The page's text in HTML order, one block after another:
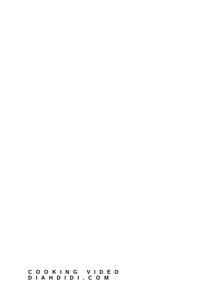
COOKING VIDEO
DIAHDIDI.COM